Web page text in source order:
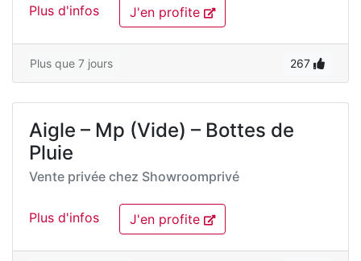
Plus d'infos J'en profite
Plus que 7 jours 267
Aigle – Mp (Vide) – Bottes de
Pluie
Vente privée chez Showroomprivé
Plus d'infos J'en profite